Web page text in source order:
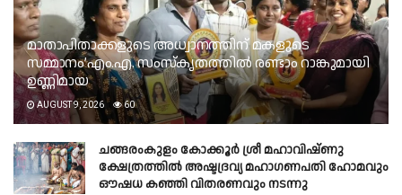
മാതാപിതാക്കളുടെ അധ്വാനത്തിന് മകളുടെ
സമ്മാനം’എം.എ. സംസ്കൃതത്തിൽ രണ്ടാം റാങ്കുമായി
ഉണ്ണിമായ
AUGUST 9, 2026 60
ചങ്ങരംകുളം കോക്കൂർ ശ്രീ മഹാവിഷ്ണു
ക്ഷേത്രത്തിൽ അഷ്ടദ്രവ്യ മഹാഗണപതി ഹോമവും
ഔഷധ കഞ്ഞി വിതരണവും നടന്നു